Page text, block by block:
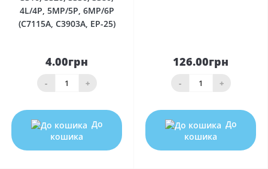
4L/4P, 5MP/5P, 6MP/6P
(C7115A, C3903A, EP-25)
4.00грн
- +
До
кошика
126.00грн
- +
До
кошика